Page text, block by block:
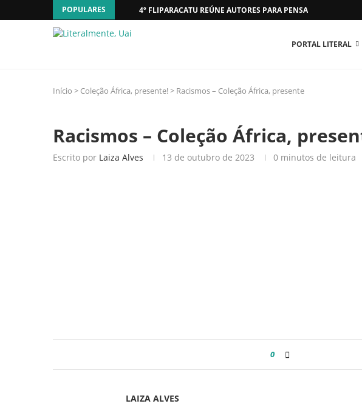
POPULARES 4º FLIPARACATU REÚNE AUTORES PARA PENSAR O MUNDO...
PORTAL LITERAL
Início > Coleção África, presente!> Racismos – Coleção África, presente
Racismos – Coleção África,
Escrito por Laiza Alves 13 de outubro de 2023 0 minutos de leitura
0
LAIZA ALVES